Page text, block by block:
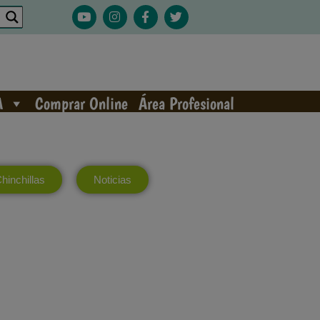
Comprar Online Área Profesional
Noticias